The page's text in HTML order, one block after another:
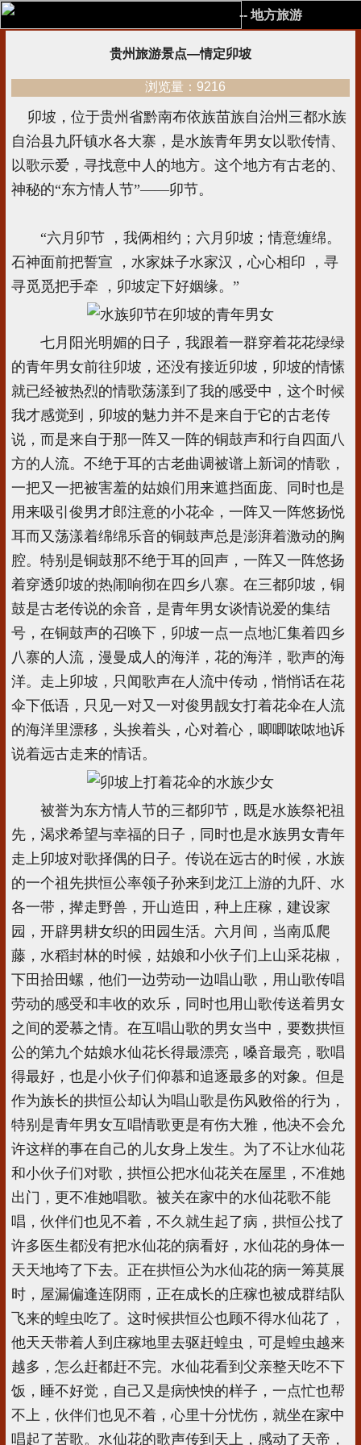
-- 地方旅游
贵州旅游景点—情定卯坡
浏览量：9216
卯坡，位于贵州省黔南布依族苗族自治州三都水族
自治县九阡镇水各大寨，是水族青年男女以歌传情、
以歌示爱，寻找意中人的地方。这个地方有古老的、
神秘的“东方情人节”——卯节。
“六月卯节 ，我俩相约；六月卯坡；情意缠绵。
石神面前把誓宣 ，水家妹子水家汉，心心相印 ，寻
寻觅觅把手牵 ，卯坡定下好姻缘。”
七月阳光明媚的日子，我跟着一群穿着花花绿绿
的青年男女前往卯坡，还没有接近卯坡，卯坡的情愫
就已经被热烈的情歌荡漾到了我的感受中，这个时候
我才感觉到，卯坡的魅力并不是来自于它的古老传
说，而是来自于那一阵又一阵的铜鼓声和行自四面八
方的人流。不绝于耳的古老曲调被谱上新词的情歌，
一把又一把被害羞的姑娘们用来遮挡面庞、同时也是
用来吸引俊男才郎注意的小花伞，一阵又一阵悠扬悦
耳而又荡漾着绵绵乐音的铜鼓声总是澎湃着激动的胸
腔。特别是铜鼓那不绝于耳的回声，一阵又一阵悠扬
着穿透卯坡的热闹响彻在四乡八寨。在三都卯坡，铜
鼓是古老传说的余音，是青年男女谈情说爱的集结
号，在铜鼓声的召唤下，卯坡一点一点地汇集着四乡
八寨的人流，漫曼成人的海洋，花的海洋，歌声的海
洋。走上卯坡，只闻歌声在人流中传动，悄悄话在花
伞下低语，只见一对又一对俊男靓女打着花伞在人流
的海洋里漂移，头挨着头，心对着心，唧唧哝哝地诉
说着远古走来的情话。
被誉为东方情人节的三都卯节，既是水族祭祀祖
先，渴求希望与幸福的日子，同时也是水族男女青年
走上卯坡对歌择偶的日子。传说在远古的时候，水族
的一个祖先拱恒公率领子孙来到龙江上游的九阡、水
各一带，撵走野兽，开山造田，种上庄稼，建设家
园，开辟男耕女织的田园生活。六月间，当南瓜爬
藤，水稻封林的时候，姑娘和小伙子们上山采花椒，
下田拾田螺，他们一边劳动一边唱山歌，用山歌传唱
劳动的感受和丰收的欢乐，同时也用山歌传送着男女
之间的爱慕之情。在互唱山歌的男女当中，要数拱恒
公的第九个姑娘水仙花长得最漂亮，嗓音最亮，歌唱
得最好，也是小伙子们仰慕和追逐最多的对象。但是
作为族长的拱恒公却认为唱山歌是伤风败俗的行为，
特别是青年男女互唱情歌更是有伤大雅，他决不会允
许这样的事在自己的儿女身上发生。为了不让水仙花
和小伙子们对歌，拱恒公把水仙花关在屋里，不准她
出门，更不准她唱歌。被关在家中的水仙花歌不能
唱，伙伴们也见不着，不久就生起了病，拱恒公找了
许多医生都没有把水仙花的病看好，水仙花的身体一
天天地垮了下去。正在拱恒公为水仙花的病一筹莫展
时，屋漏偏逢连阴雨，正在成长的庄稼也被成群结队
飞来的蝗虫吃了。这时候拱恒公也顾不得水仙花了，
他天天带着人到庄稼地里去驱赶蝗虫，可是蝗虫越来
越多，怎么赶都赶不完。水仙花看到父亲整天吃不下
饭，睡不好觉，自己又是病怏怏的样子，一点忙也帮
不上，伙伴们也见不着，心里十分忧伤，就坐在家中
唱起了苦歌。水仙花的歌声传到天上，感动了天帝，